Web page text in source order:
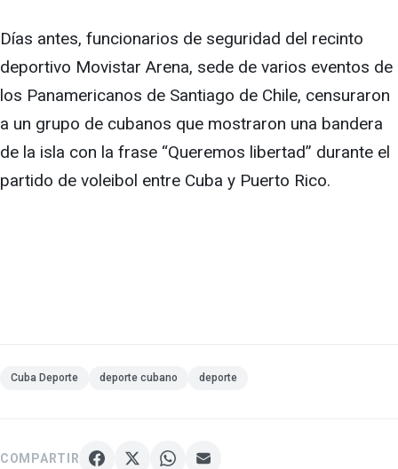
Días antes, funcionarios de seguridad del recinto
deportivo Movistar Arena, sede de varios eventos de
los Panamericanos de Santiago de Chile, censuraron
a un grupo de cubanos que mostraron una bandera
de la isla con la frase “Queremos libertad” durante el
partido de voleibol entre Cuba y Puerto Rico.
Cuba Deporte deporte cubano deporte
COMPARTIR